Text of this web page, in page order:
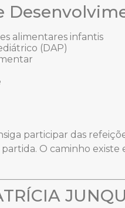
alimentares infantis
(DAP)
participar das
O caminho existe